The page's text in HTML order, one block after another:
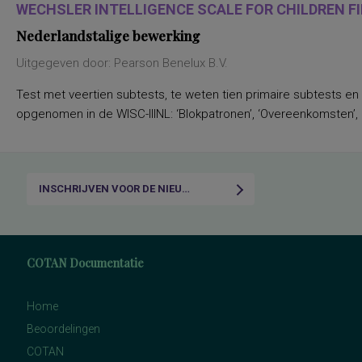
WECHSLER INTELLIGENCE SCALE FOR CHILDREN
Nederlandstalige bewerking
Uitgegeven door: Pearson Benelux B.V.
Test met veertien subtests, te weten tien primaire subtests
opgenomen in de WISC-IIINL: ‘Blokpatronen’,
INSCHRIJVEN VOOR DE NIEUWSBRIEF
COTAN Documentatie
Home
Beoordelingen
COTAN